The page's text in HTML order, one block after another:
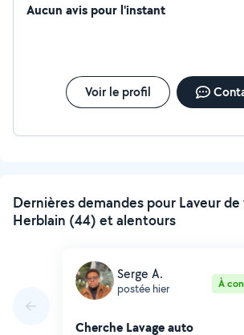
prenons soin de chaque détail pour vous
Aucun avis pour l'instant
Voir le profil
Dernières demandes pour Laveur
Herblain (44) et alentours
Serge A.
postée hier À
Cherche Lavage auto